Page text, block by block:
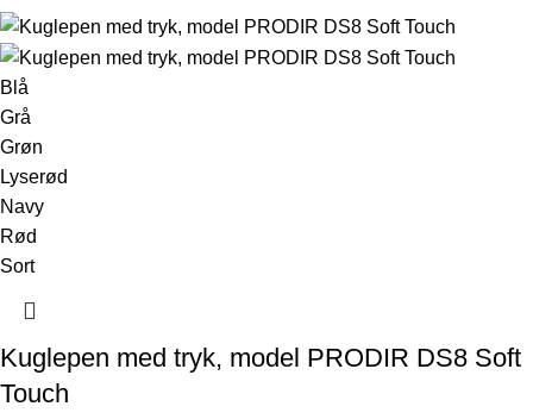
Blå
Grå
Grøn
Lyserød
Navy
Rød
Sort
Kuglepen med tryk, model PRODIR DS8 Soft
Touch